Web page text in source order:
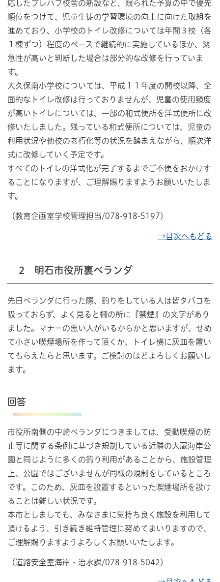
応したプレハブ校舎の新設など、限られた予算の中で優先
順位をつけて、児童生徒の学習環境の向上に向けた取組を
進めており、小学校のトイレ改修については年間３校（各
１棟ずつ）程度のペースで継続的に実施しているほか、緊
急性が高いと判断した場合は部分的な改修を行っていま
す。
大久保南小学校については、平成１１年度の開校以降、全
面的なトイレ改修は行っておりませんが、児童の使用頻度
が高いトイレについては、一部の和式便所を洋式便所に改
修いたしました。残っている和式便所については、児童の
利用状況や他校の老朽化等の状況を踏まえながら、順次洋
式に改修していく予定です。
すべてのトイレの洋式化が完了するまでご不便をおかけす
ることになりますが、ご理解賜りますようお願いいたしま
す。
（教育企画室学校管理担当/078-918-5197）
→目次へもどる
2 明石市役所裏ベランダ
先日ベランダに行った際、釣りをしている人は皆タバコを
吸っておらず、よく見ると柵の所に『禁煙』の文字があり
ました。マナーの悪い人がいるからかと思いますが、せめ
て小さい喫煙場所を作って頂くか、トイレ横に灰皿を置い
てもらえたらと思います。ご検討のほどよろしくお願いし
ます。
回答
市役所南側の中崎ベランダにつきましては、受動喫煙の防
止等に関する条例に基づき規制している近隣の大蔵海岸公
園と同じように多くの釣り利用があることから、施設管理
上、公園ではございませんが同様の規制をしているところ
です。このため、灰皿を設置するといった喫煙場所を設け
ることは難しい状況です。
本市としましても、みなさまに気持ち良く施設を利用して
頂けるよう、引き続き維持管理に努めてまいりますので、
ご理解賜りますようよろしくお願いいたします。
（道路安全室海岸・治水課/078-918-5042）